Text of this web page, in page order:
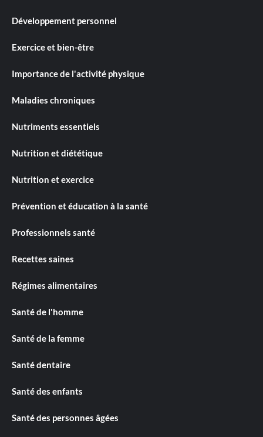
Développement personnel
Exercice et bien-être
Importance de l'activité physique
Maladies chroniques
Nutriments essentiels
Nutrition et diététique
Nutrition et exercice
Prévention et éducation à la santé
Professionnels santé
Recettes saines
Régimes alimentaires
Santé de l'homme
Santé de la femme
Santé dentaire
Santé des enfants
Santé des personnes âgées